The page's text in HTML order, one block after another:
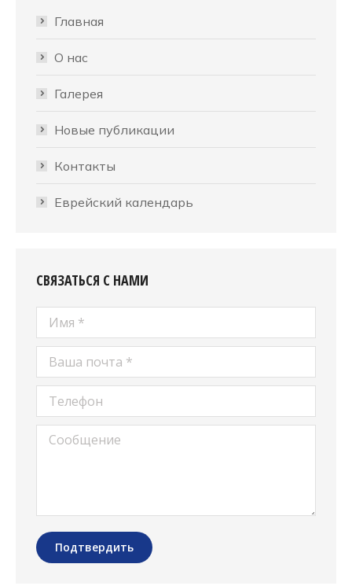
Главная
О нас
Галерея
Новые публикации
Контакты
Еврейский календарь
СВЯЗАТЬСЯ С НАМИ
Имя *
Ваша почта *
Телефон
Сообщение
Подтвердить